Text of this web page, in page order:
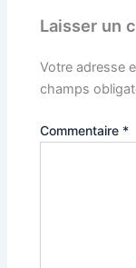
Laisser un
Votre adresse
champs
Commentaire *